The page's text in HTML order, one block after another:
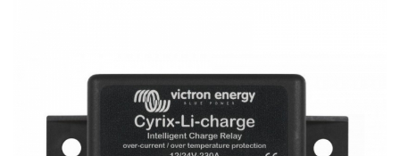
Incarcatoare acumulatori